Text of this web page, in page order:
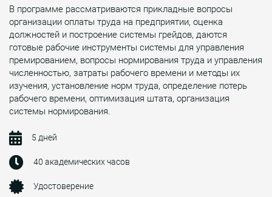
В программе рассматриваются прикладные вопросы
организации оплаты труда на предприятии, оценка
должностей и построение системы грейдов, даются
готовые рабочие инструменты системы для управления
премированием, вопросы нормирования труда и управления
численностью, затраты рабочего времени и методы их
изучения, установление норм труда, определение потерь
рабочего времени, оптимизация штата, организация
системы нормирования.
5 дней
40 академических часов
Удостоверение